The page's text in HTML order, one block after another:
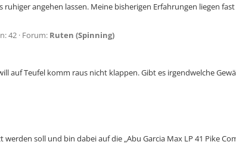
angehen lassen. Meine bisherigen Erfahrungen liegen
42 Forum: Ruten (Spinning)
auf Teufel komm raus nicht klappen. Gibt es irgendwelche
soll und bin dabei auf die „Abu Garcia Max LP 41 Pike